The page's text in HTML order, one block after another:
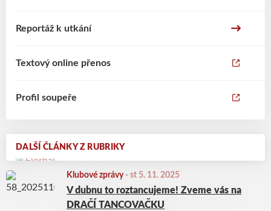
Reportáž k utkání
Textový online přenos
Profil soupeře
DALŠÍ ČLÁNKY Z RUBRIKY
Klubové zprávy- st 5. 11. 2025
V dubnu to roztancujeme! Zveme vás na
DRAČÍ TANCOVAČKU